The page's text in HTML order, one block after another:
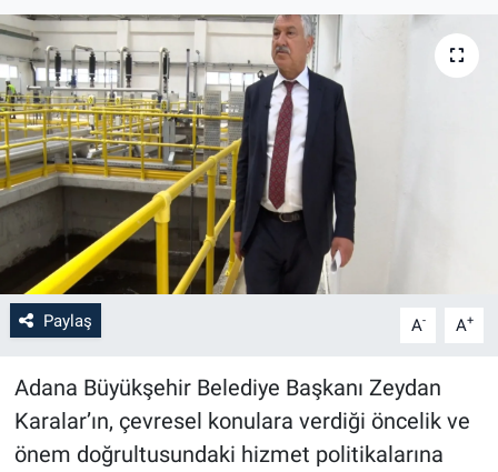
Paylaş A- A+
Adana Büyükşehir Belediye Başkanı Zeydan
Karalar’ın, çevresel konulara verdiği öncelik ve
önem doğrultusundaki hizmet politikalarına